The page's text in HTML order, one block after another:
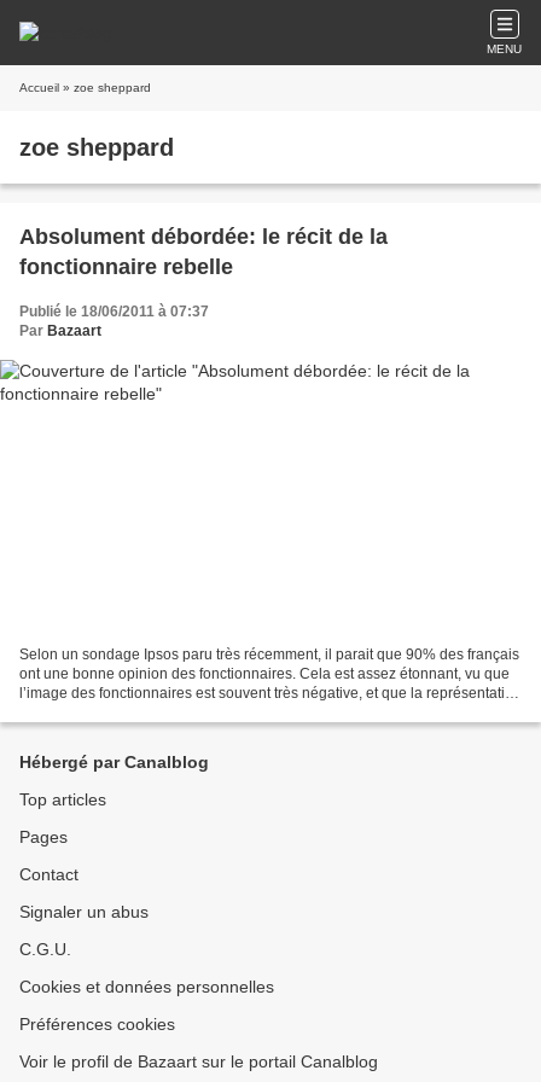
MENU
Accueil » zoe sheppard
zoe sheppard
Absolument débordée: le récit de la
fonctionnaire rebelle
Publié le 18/06/2011 à 07:37
Par Bazaart
Selon un sondage Ipsos paru très récemment, il parait que 90% des français
ont une bonne opinion des fonctionnaires. Cela est assez étonnant, vu que
l’image des fonctionnaires est souvent très négative, et que la représentation
Hébergé par Canalblog
Top articles
Pages
Contact
Signaler un abus
C.G.U.
Cookies et données personnelles
Préférences cookies
Voir le profil de Bazaart sur le portail Canalblog